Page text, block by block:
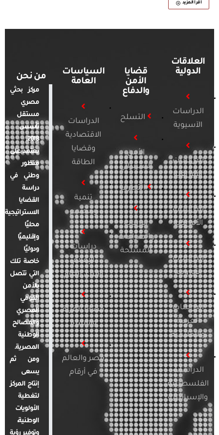
أقرأ المزيد
العلاقات
الدولية
الدراسات
الآسيوية
الدراسات
الأفريقية
الدراسات
الأمريكية
الدراسات
الأوروبية
الدراسات
العربية
والإقليمية
الدراسات
الفلسطينية
والإسرائيلية
قضايا
الأمن
والدفاع
التسلح
الأمن
السيبراني
التطرف
الإرهاب
والصراعات
المسلحة
السياسات
العامة
الدراسات
الاقتصادية
وقضايا
الطاقة
تنمية
ومجتمع
دراسات
الإعلام
والرأي العام
قضايا المرأة
والأسرة
مصر والعالم
في أرقام
من نحن
مركز بحثي
مصري
مستقل
تأسس
2018.
يعتمد على
منظور
وطني في
دراسة
القضايا
الاستراتيجية
محليًا
وإقليميًا
ودوليًا
خاصة تلك
التي تتصل
بالأمن
القومي
المصري
والمصالح
الوطنية
المصرية.
ومن ثم
يسعى
إنتاج المركز
لتغطية
الأولويات
الوطنية،
وتوفير رؤية